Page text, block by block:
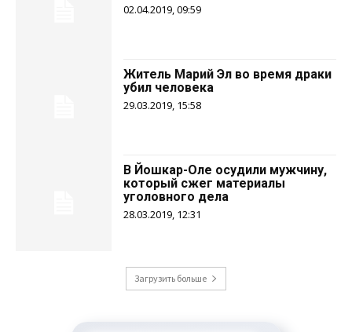
02.04.2019, 09:59
Житель Марий Эл во время драки
убил человека
29.03.2019, 15:58
В Йошкар-Оле осудили мужчину,
который сжег материалы
уголовного дела
28.03.2019, 12:31
Загрузить больше